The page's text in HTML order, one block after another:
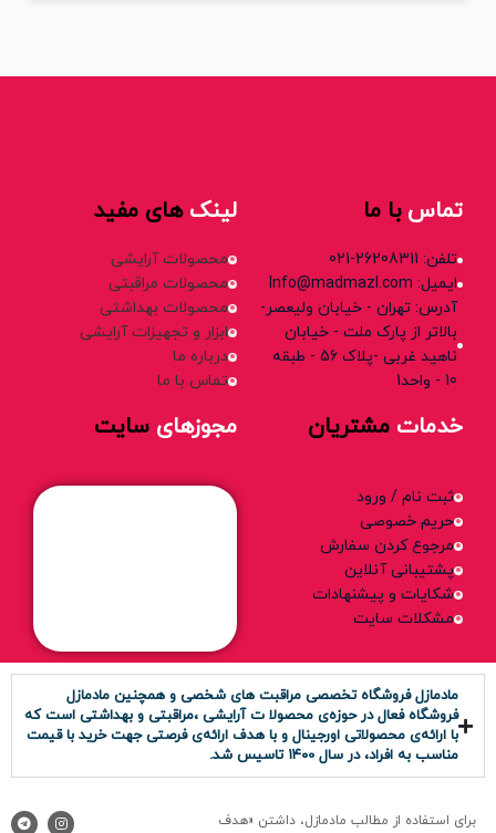
تماسبا ما
تلفن: 26208311-021
ایمیل: Info@madmazl.com
آدرس: تهران - خیابان ولیعصر-
بالاتر از پارک ملت - خیابان
ناهید غربی -پلاک 56 - طبقه
10 - واحد1
لینک های مفید
محصولات آرایشی
محصولات مراقبتی
محصولات بهداشتی
ابزار و تجهیزات آرایشی
درباره ما
تماس با ما
خدمات مشتریان
ثبت نام / ورود
حریم خصوصی
مرجوع کردن سفارش
پشتیبانی آنلاین
شکایات و پیشنهادات
مشکلات سایت
مجوزهای سایت
مادمازل فروشگاه تخصصی مراقبت های شخصی و همچنین مادمازل
فروشگاه فعال در حوزه‌ی محصولا ت آرایشی ،مراقبتی و بهداشتی است که
با ارائه‌ی محصولاتی اورجینال و با هدف ارائه‌ی فرصتی جهت خرید با قیمت
مناسب به افراد، در سال ۱۴۰0 تاسیس شد.
برای استفاده از مطالب مادمازل، داشتن «هدف